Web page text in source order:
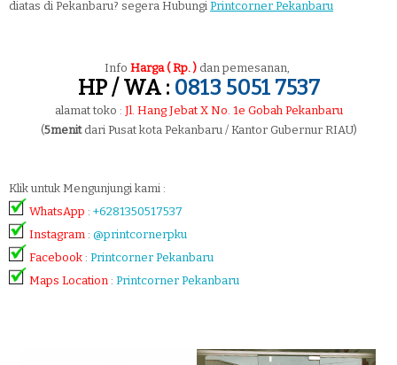
diatas di Pekanbaru? segera Hubungi Printcorner Pekanbaru
Info Harga ( Rp. ) dan pemesanan,
HP / WA : 0813 5051 7537
alamat toko : Jl. Hang Jebat X No. 1e Gobah Pekanbaru
(5menitdari Pusat kota Pekanbaru / Kantor Gubernur RIAU)
Klik untuk Mengunjungi kami :
WhatsApp : +6281350517537
Instagram : @printcornerpku
Facebook : Printcorner Pekanbaru
Maps Location : Printcorner Pekanbaru